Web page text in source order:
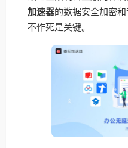
加速器的数据安全加密
不作死是关键。